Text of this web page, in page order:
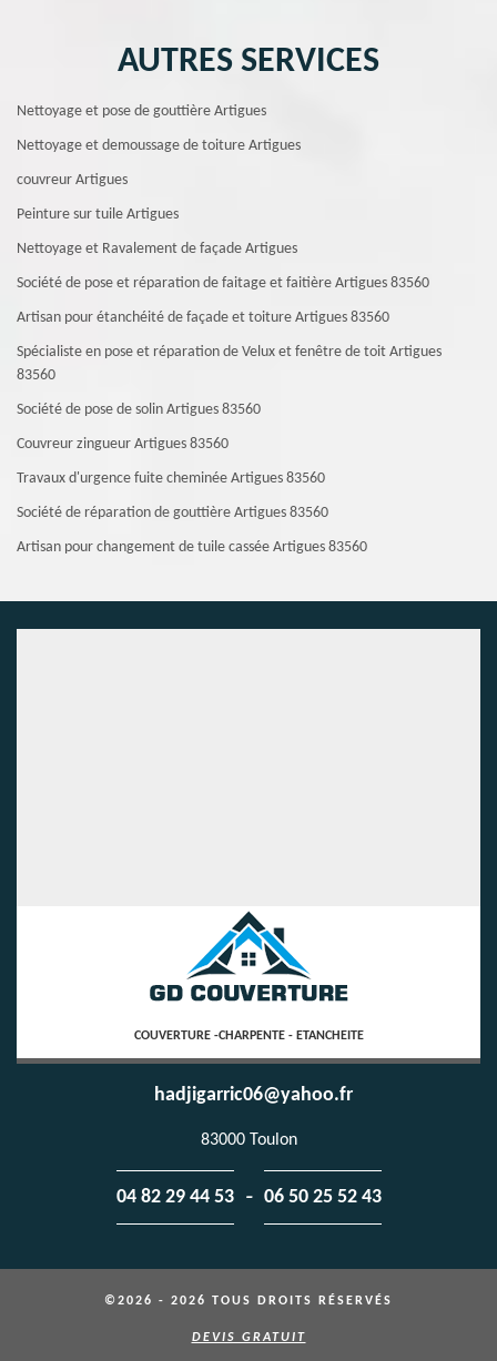
AUTRES SERVICES
Nettoyage et pose de gouttière Artigues
Nettoyage et demoussage de toiture Artigues
couvreur Artigues
Peinture sur tuile Artigues
Nettoyage et Ravalement de façade Artigues
Société de pose et réparation de faitage et faitière Artigues 83560
Artisan pour étanchéité de façade et toiture Artigues 83560
Spécialiste en pose et réparation de Velux et fenêtre de toit Artigues
83560
Société de pose de solin Artigues 83560
Couvreur zingueur Artigues 83560
Travaux d'urgence fuite cheminée Artigues 83560
Société de réparation de gouttière Artigues 83560
Artisan pour changement de tuile cassée Artigues 83560
COUVERTURE -CHARPENTE - ETANCHEITE
hadjigarric06@yahoo.fr
83000 Toulon
04 82 29 44 53 - 06 50 25 52 43
©2026 - 2026 TOUS DROITS RÉSERVÉS
DEVIS GRATUIT